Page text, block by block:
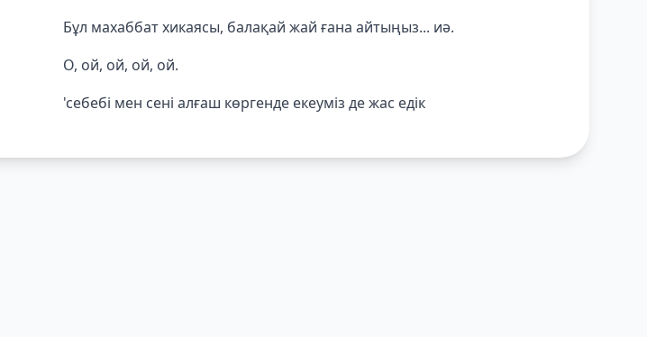
Бұл махаббат хикаясы, балақай жай ғана айтыңыз... иә.
О, ой, ой, ой, ой.
'себебі мен сені алғаш көргенде екеуміз де жас едік